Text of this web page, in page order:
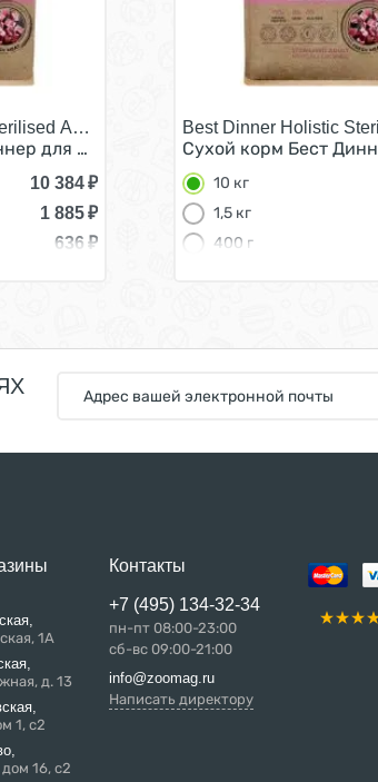
Говядина с Розмарином 10 кг
Adult Hypoallergenic Beef & Rosemary/
для Стерилизованных кошек
10 384₽
1 885₽
636 ₽
Best Dinner Holistic
Сухой корм Бест
10 кг
1,5 кг
400 г
1А
д. 13
1, с2
16, с2
Контакты
+7 (495) 134-32-34
пн-пт 08:00-23:00
сб-вс 09:00-21:00
info@zoomag.ru
Написать директору